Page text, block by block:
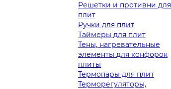
Решетки и противни для
плит
Ручки для плит
Таймеры для плит
Тены, нагревательные
элементы для конфорок
плиты
Термопары для плит
Терморегуляторы,